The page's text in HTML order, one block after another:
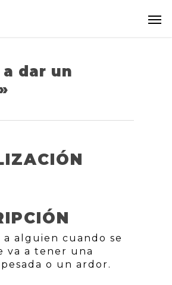
a dar un
a alguien cuando se
va a tener una
o un ardor.